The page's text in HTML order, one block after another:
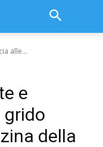
alle...
e
grido
della